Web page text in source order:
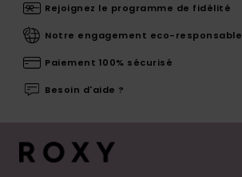
Rejoignez le programme de fidélité
Notre engagement eco-responsable
Paiement 100% sécurisé
Besoin d'aide ?